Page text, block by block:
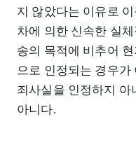
지 않았다는 이유로
차에 의한 신속한 실
송의 목적에 비추어
으로 인정되는 경우가
죄사실을 인정하지 아
아니다.